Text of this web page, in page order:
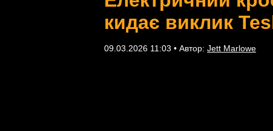
кидає виклик
09.03.2026 11:03 • Автор: Jett Marlowe